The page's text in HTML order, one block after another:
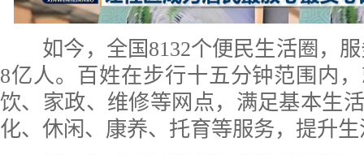
如今，全国8132个便民生活圈，服
8亿人。百姓在步行十五分钟范围内
饮、家政、维修等网点，满足基本生
化、休闲、康养、托育等服务，提升